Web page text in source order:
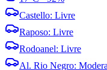
Castello: Livre
Raposo: Livre
Rodoanel: Livre
Al. Rio Negro: